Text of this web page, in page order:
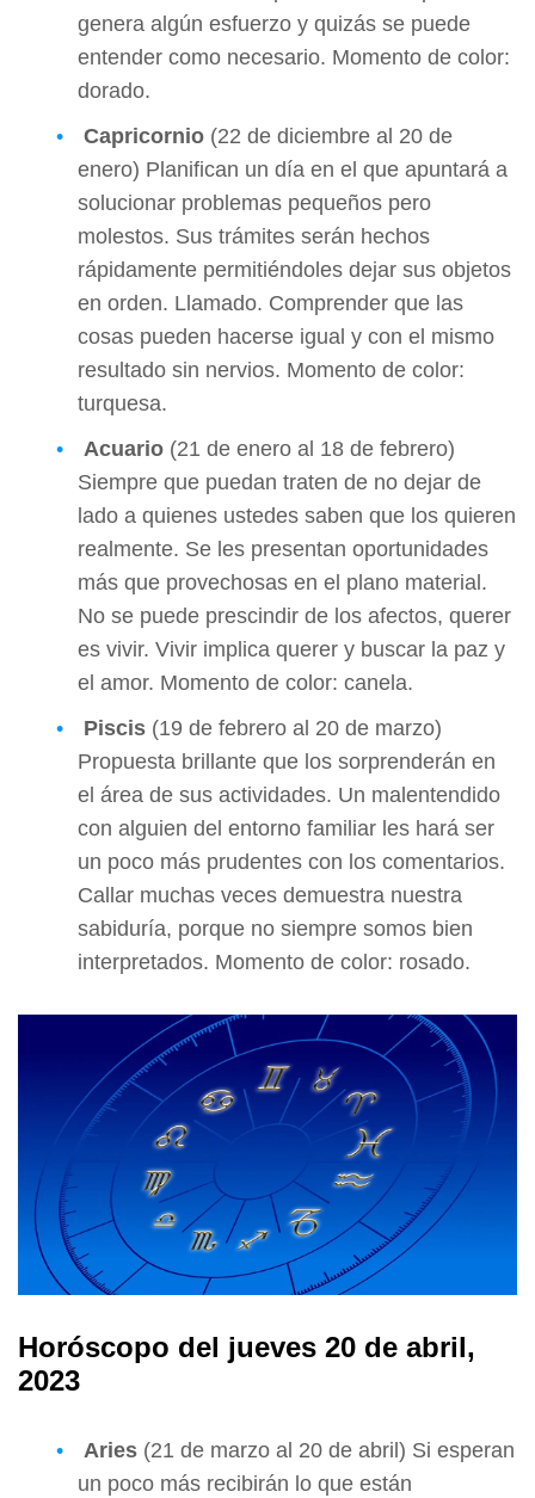
genera algún esfuerzo y quizás se puede
entender como necesario. Momento de color:
dorado.
Capricornio (22 de diciembre al 20 de
enero) Planifican un día en el que apuntará a
solucionar problemas pequeños pero
molestos. Sus trámites serán hechos
rápidamente permitiéndoles dejar sus objetos
en orden. Llamado. Comprender que las
cosas pueden hacerse igual y con el mismo
resultado sin nervios. Momento de color:
turquesa.
Acuario (21 de enero al 18 de febrero)
Siempre que puedan traten de no dejar de
lado a quienes ustedes saben que los quieren
realmente. Se les presentan oportunidades
más que provechosas en el plano material.
No se puede prescindir de los afectos, querer
es vivir. Vivir implica querer y buscar la paz y
el amor. Momento de color: canela.
Piscis (19 de febrero al 20 de marzo)
Propuesta brillante que los sorprenderán en
el área de sus actividades. Un malentendido
con alguien del entorno familiar les hará ser
un poco más prudentes con los comentarios.
Callar muchas veces demuestra nuestra
sabiduría, porque no siempre somos bien
interpretados. Momento de color: rosado.
Horóscopo del jueves 20 de abril,
2023
Aries (21 de marzo al 20 de abril) Si esperan
un poco más recibirán lo que están